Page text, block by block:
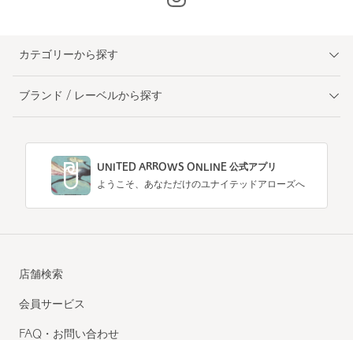
カテゴリーから探す
ブランド / レーベルから探す
UNITED ARROWS ONLINE 公式アプリ
ようこそ、あなただけのユナイテッドアローズへ
店舗検索
会員サービス
FAQ・お問い合わせ